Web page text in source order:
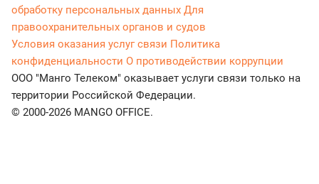
обработку персональных данных Для
правоохранительных органов и судов
Условия оказания услуг связи Политика
конфиденциальности О противодействии коррупции
ООО "Манго Телеком" оказывает услуги связи только на
территории Российской Федерации.
© 2000-2026 MANGO OFFICE.